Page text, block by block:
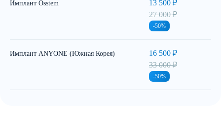
Имплант Osstem
13 500 ₽
27 000 ₽
-50%
Имплант ANYONE (Южная Корея)
16 500 ₽
33 000 ₽
-50%